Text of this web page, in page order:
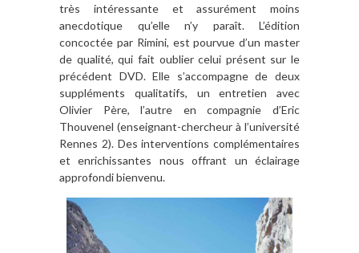
très intéressante et assurément moins
anecdotique qu’elle n’y paraît. L’édition
concoctée par Rimini, est pourvue d’un master
de qualité, qui fait oublier celui présent sur le
précédent DVD. Elle s’accompagne de deux
suppléments qualitatifs, un entretien avec
Olivier Père, l’autre en compagnie d’Eric
Thouvenel (enseignant-chercheur à l’université
Rennes 2). Des interventions complémentaires
et enrichissantes nous offrant un éclairage
approfondi bienvenu.